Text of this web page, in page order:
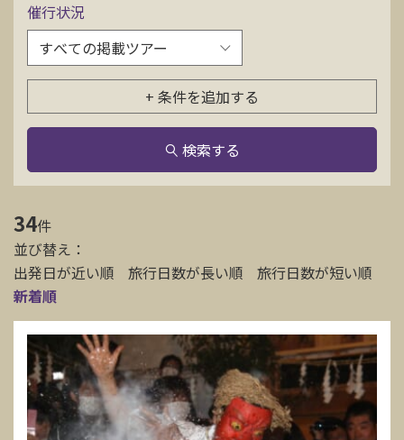
資料請求
電話にてお問い合わせ
検索
催行状況
+ 条件を追加する
検索する
34件
並び替え：
出発日が近い順
旅行日数が長い順
旅行日数が短い順
新着順